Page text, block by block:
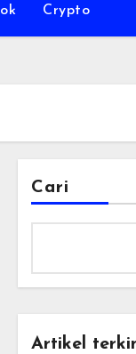
Crypto
Cari
Artikel